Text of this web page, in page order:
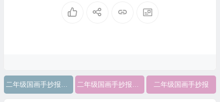
二年级国画手抄报大全 二年级国画手抄报内容 二年级国画手抄报